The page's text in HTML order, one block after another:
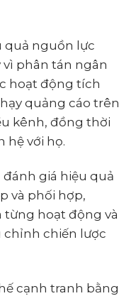
quả nguồn lực
phân tán ngân
hoạt động tích
quảng cáo trên
kênh, đồng thời
hệ với họ.
giá hiệu quả
và phối hợp,
từng hoạt động và
chỉnh chiến lược
cạnh tranh bằng